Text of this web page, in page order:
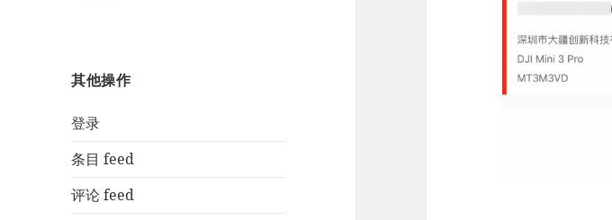
其他操作
登录
条目 feed
评论 feed